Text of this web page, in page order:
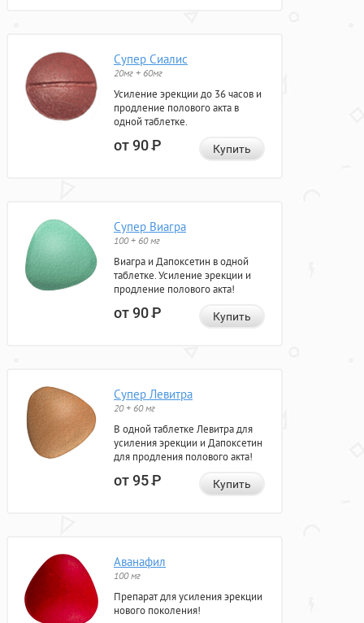
Супер Сиалис
20мг + 60мг
Усиление эрекции до 36 часов и
продление полового акта в
одной таблетке.
от 90Р Купить
Супер Виагра
100 + 60 мг
Виагра и Дапоксетин в одной
таблетке. Усиление эрекции и
продление полового акта!
от 90Р Купить
Супер Левитра
20 + 60 мг
В одной таблетке Левитра для
усиления эрекции и Дапоксетин
для продления полового акта!
от 95Р Купить
Аванафил
100 мг
Препарат для усиления эрекции
нового поколения!